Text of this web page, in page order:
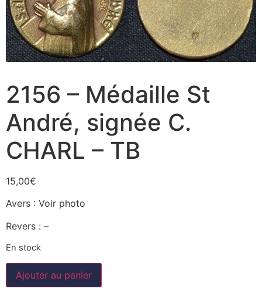
2156 – Médaille St
André, signée C.
CHARL – TB
15,00€
Avers : Voir photo
Revers : –
En stock
Ajouter au panier